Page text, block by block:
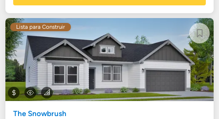
Lista para Construir
The Snowbrush